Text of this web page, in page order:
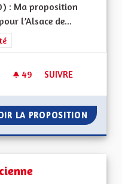
: Ma proposition
l’Alsace de...
: Les services publics en
49 49 ABONNÉS
SUIVRE
LA PROPOSITION